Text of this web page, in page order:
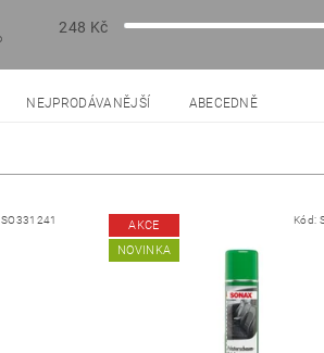
248 Kč
NEJPRODÁVANĚJŠÍ ABECEDNĚ
SO331241
AKCE
NOVINKA
Kód: